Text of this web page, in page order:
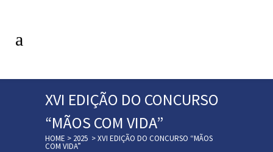
XVI EDIÇÃO DO CONCURSO
“MÃOS COM VIDA”
HOME > 2025 >XVI EDIÇÃO DO CONCURSO “MÃOS
COM VIDA”